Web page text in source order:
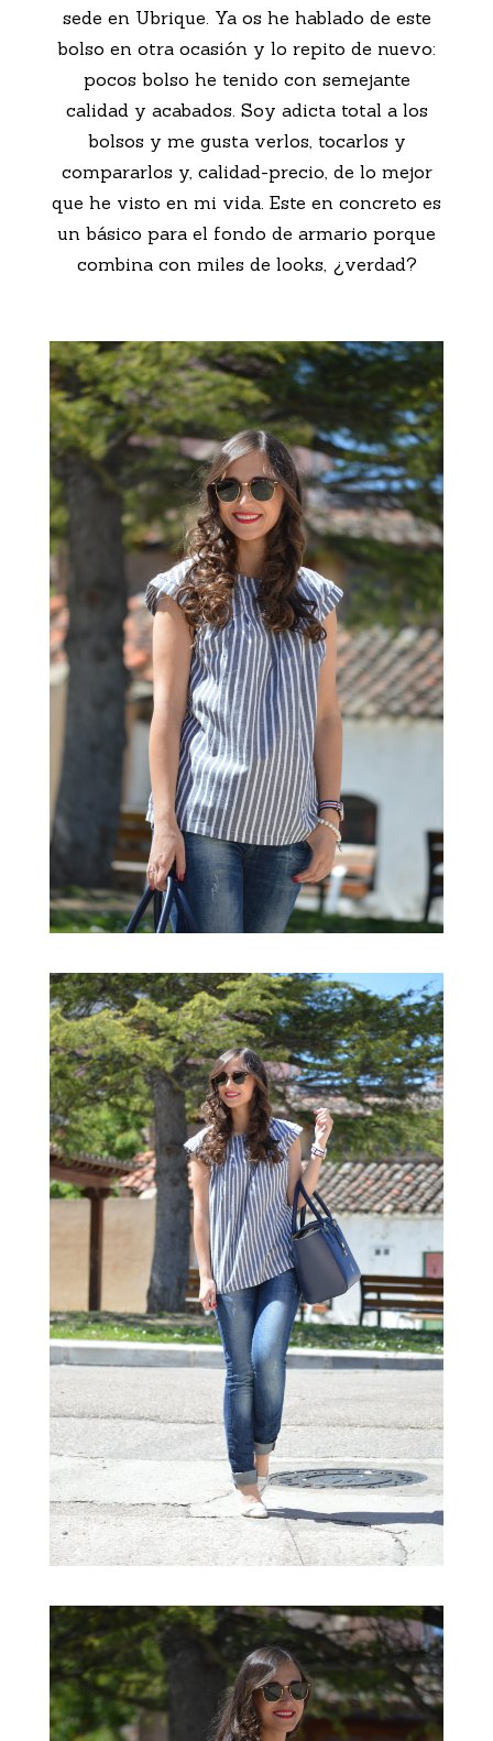
sede en Ubrique. Ya os he hablado de este
bolso en otra ocasión y lo repito de nuevo:
pocos bolso he tenido con semejante
calidad y acabados. Soy adicta total a los
bolsos y me gusta verlos, tocarlos y
compararlos y, calidad-precio, de lo mejor
que he visto en mi vida. Este en concreto es
un básico para el fondo de armario porque
combina con miles de looks, ¿verdad?